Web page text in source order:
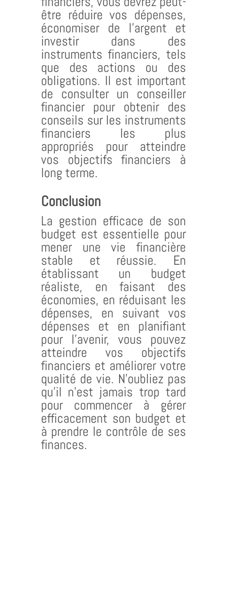
être réduire vos dépenses,
économiser de l’argent et
investir dans des
instruments financiers, tels
que des actions ou des
obligations. Il est important
de consulter un conseiller
financier pour obtenir des
conseils sur les instruments
financiers les plus
appropriés pour atteindre
vos objectifs financiers à
long terme.
Conclusion
La gestion efficace de son
budget est essentielle pour
mener une vie financière
stable et réussie. En
établissant un budget
réaliste, en faisant des
économies, en réduisant les
dépenses, en suivant vos
dépenses et en planifiant
pour l’avenir, vous pouvez
atteindre vos objectifs
financiers et améliorer votre
qualité de vie. N’oubliez pas
qu’il n’est jamais trop tard
pour commencer à gérer
efficacement son budget et
à prendre le contrôle de ses
finances.